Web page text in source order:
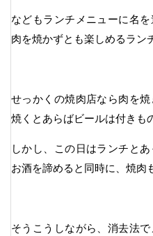
などもランチメニューに名
肉を焼かずとも楽しめるラン
せっかくの焼肉店なら肉を焼
焼くとあらばビールは付きも
しかし、この日はランチと
お酒を諦めると同時に、焼肉
そうこうしながら、消去法